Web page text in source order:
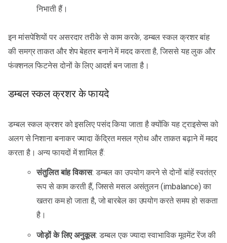
निभाती हैं।
इन मांसपेशियों पर असरदार तरीके से काम करके, डम्बल स्कल क्रशर बांह
की समग्र ताकत और शेप बेहतर बनाने में मदद करता है, जिससे यह लुक और
फंक्शनल फिटनेस दोनों के लिए आदर्श बन जाता है।
डम्बल स्कल क्रशर के फायदे
डम्बल स्कल क्रशर को इसलिए पसंद किया जाता है क्योंकि यह ट्राइसेप्स को
अलग से निशाना बनाकर ज्यादा केंद्रित मसल ग्रोथ और ताकत बढ़ाने में मदद
करता है। अन्य फायदों में शामिल हैं:
संतुलित बांह विकास: डम्बल का उपयोग करने से दोनों बांहें स्वतंत्र
रूप से काम करती हैं, जिससे मसल असंतुलन (imbalance) का
खतरा कम हो जाता है, जो बारबेल का उपयोग करते समय हो सकता
है।
जोड़ों के लिए अनुकूल: डम्बल एक ज्यादा स्वाभाविक मूवमेंट रेंज की